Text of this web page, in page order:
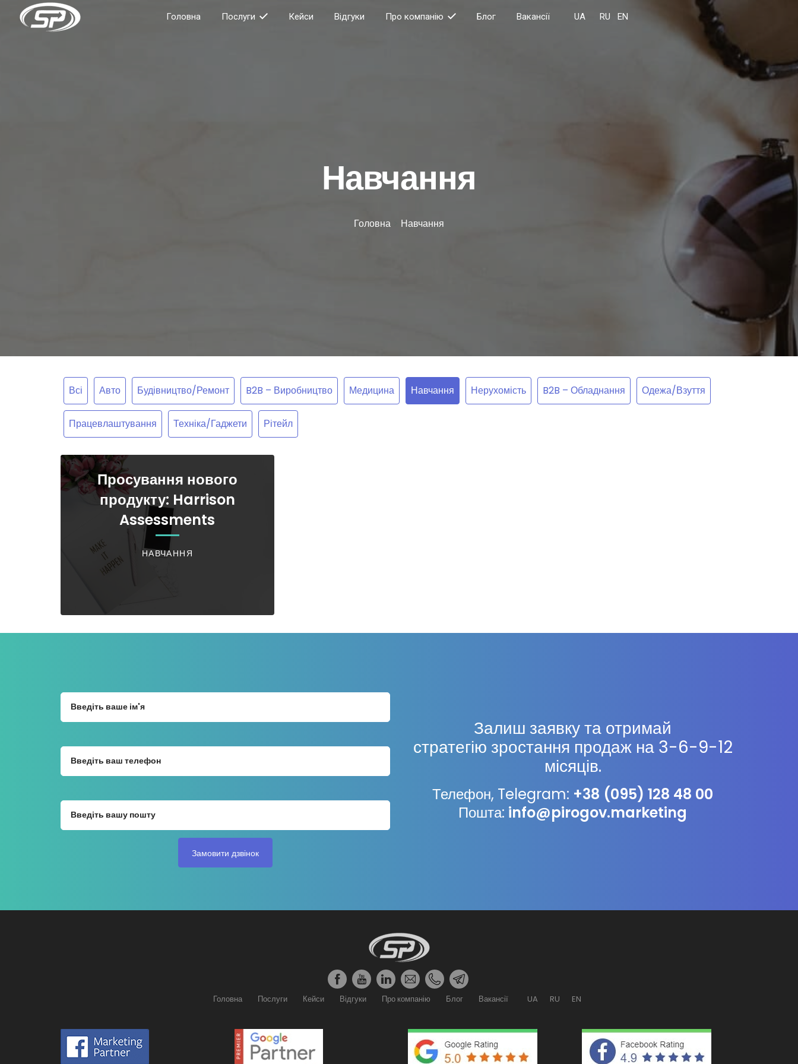
Головна Послуги Кейси Відгуки Про компанію Блог Вакансії
Навчання
Головна Навчання
Всі Авто Будівництво/Ремонт B2B – Виробництво Медицина Навчання Нерухомість B2B – Обладнання Одежа/Взуття
Працевлаштування Техніка/Гаджети Рітейл
Просування нового
продукту: Harrison
Assessments
НАВЧАННЯ
Залиш заявку та отримай
стратегію зростання продаж на 3-6-9-12
місяців.
Телефон, Telegram: +38 (095) 128 48 00
Пошта: info@pirogov.marketing
Головна Послуги Кейси Відгуки Про компанію Блог Вакансії